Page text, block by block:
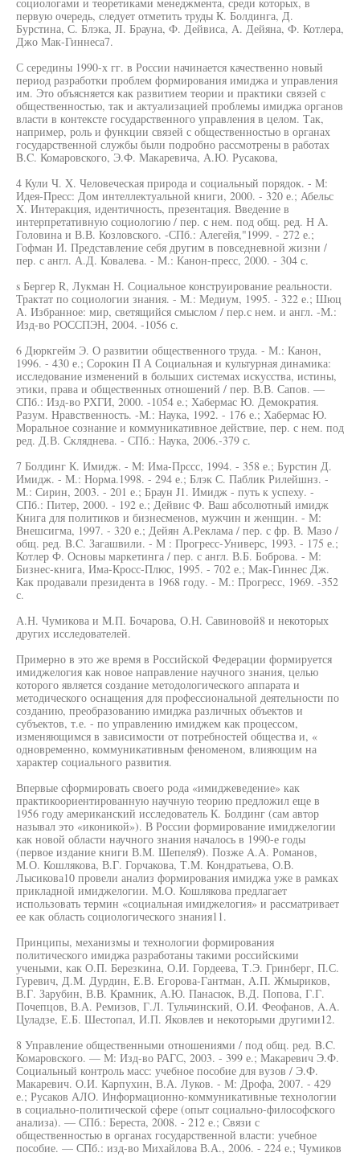
первую очередь, следует отметить труды К. Болдинга, Д.
Бурстина, С. Блэка, JI. Брауна, Ф. Дейвиса, А. Дейяна, Ф. Котлера,
Джо Мак-Гиннеса7.
С середины 1990-х гг. в России начинается качественно новый
период разработки проблем формирования имиджа и управления
им. Это объясняется как развитием теории и практики связей с
общественностью, так и актуализацией проблемы имиджа органов
власти в контексте государственного управления в целом. Так,
например, роль и функции связей с общественностью в органах
государственной службы были подробно рассмотрены в работах
B.C. Комаровского, Э.Ф. Макаревича, А.Ю. Русакова,
4 Кули Ч. X. Человеческая природа и социальный порядок. - М:
Идея-Пресс: Дом интеллектуальной книги, 2000. - 320 е.; Абельс
X. Интеракция, идентичность, презентация. Введение в
интерпретативную социологию / пер. с нем. под общ. ред. Н А.
Головина и В.В. Козловского. -СПб.: Алегейя,"1999. - 272 е.;
Гофман И. Представление себя другим в повседневной жизни /
пер. с англ. А.Д. Ковалева. - М.: Канон-пресс, 2000. - 304 с.
s Бергер R, Лукман Н. Социальное конструирование реальности.
Трактат по социологии знания. - М.: Медиум, 1995. - 322 е.; Шюц
А. Избранное: мир, светящийся смыслом / пер.с нем. и англ. -М.:
Изд-во РОССПЭН, 2004. -1056 с.
6 Дюркгейм Э. О развитии общественного труда. - М.: Канон,
1996. - 430 е.; Сорокин П А Социальная и культурная динамика:
исследование изменений в больших системах искусства, истины,
этики, права и общественных отношений / пер. В.В. Сапов. —
СПб.: Изд-во РХГИ, 2000. -1054 е.; Хабермас Ю. Демократия.
Разум. Нравственность. -М.: Наука, 1992. - 176 е.; Хабермас Ю.
Моральное сознание и коммуникативное действие, пер. с нем. под
ред. Д.В. Скляднева. - СПб.: Наука, 2006.-379 с.
7 Болдинг К. Имидж. - М: Има-Прссс, 1994. - 358 е.; Бурстин Д.
Имидж. - М.: Норма.1998. - 294 е.; Блэк С. Паблик Рилейшнз. -
М.: Сирин, 2003. - 201 е.; Браун J1. Имидж - путь к успеху. -
СПб.: Питер, 2000. - 192 е.; Дейвис Ф. Ваш абсолютный имидж
Книга для политиков и бизнесменов, мужчин и женщин. - М:
Внешсигма, 1997. - 320 е.; Дейян А.Реклама / пер. с фр. В. Мазо /
общ. ред. B.C. Загашвили. - М : Прогресс-Универс, 1993. - 175 е.;
Котлер Ф. Основы маркетинга / пер. с англ. В.Б. Боброва. - М:
Бизнес-книга, Има-Кросс-Плюс, 1995. - 702 е.; Мак-Гиннес Дж.
Как продавали президента в 1968 году. - М.: Прогресс, 1969. -352
с.
А.Н. Чумикова и М.П. Бочарова, О.Н. Савиновой8 и некоторых
других исследователей.
Примерно в это же время в Российской Федерации формируется
имиджелогия как новое направление научного знания, целью
которого является создание методологического аппарата и
методического оснащения для профессиональной деятельности по
созданию, преобразованию имиджа различных объектов и
субъектов, т.е. - по управлению имиджем как процессом,
изменяющимся в зависимости от потребностей общества и, «
одновременно, коммуникативным феноменом, влияющим на
характер социального развития.
Впервые сформировать своего рода «имиджеведение» как
практикоориентированную научную теорию предложил еще в
1956 году американский исследователь К. Болдинг (сам автор
называл это «иконикой»). В России формирование имиджелогии
как новой области научного знания началось в 1990-е годы
(первое издание книги В.М. Шепеля9). Позже A.A. Романов,
М.О. Кошлякова, В.Г. Горчакова, Т.М. Кондратьева, О.В.
Лысикова10 провели анализ формирования имиджа уже в рамках
прикладной имиджелогии. М.О. Кошлякова предлагает
использовать термин «социальная имиджелогия» и рассматривает
ее как область социологического знания11.
Принципы, механизмы и технологии формирования
политического имиджа разработаны такими российскими
учеными, как О.П. Березкина, О.И. Гордеева, Т.Э. Гринберг, П.С.
Гуревич, Д.М. Дурдин, Е.В. Егорова-Гантман, А.П. Жмыриков,
В.Г. Зарубин, В.В. Крамник, А.Ю. Панасюк, В.Д. Попова, Г.Г.
Почепцов, В.А. Ремизов, Г.Л. Тульчинский, О.И. Феофанов, A.A.
Цуладзе, Е.Б. Шестопал, И.П. Яковлев и некоторыми другими12.
8 Управление общественными отношениями / под общ. ред. B.C.
Комаровского. — М: Изд-во РАГС, 2003. - 399 е.; Макаревич Э.Ф.
Социальный контроль масс: учебное пособие для вузов / Э.Ф.
Макаревич. О.И. Карпухин, В.А. Луков. - М: Дрофа, 2007. - 429
е.; Русаков АЛО. Информационно-коммуникативные технологии
в социально-политической сфере (опыт социально-философского
анализа). — СПб.: Береста, 2008. - 212 е.; Связи с
общественностью в органах государственной власти: учебное
пособие. — СПб.: изд-во Михайлова В.А., 2006. - 224 е.; Чумиков